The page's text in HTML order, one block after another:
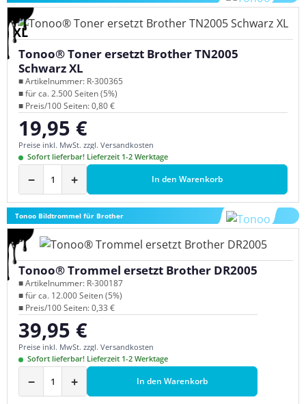
XL
Tonoo® Toner ersetzt Brother TN2005
Schwarz XL
■ Artikelnummer: R-300365
■ für ca. 2.500 Seiten (5%)
■ Preis/100 Seiten: 0,80 €
Regulärer Preis:
19,95 €
Preise inkl. MwSt. zzgl. Versandkosten
Sofort lieferbar! Lieferzeit 1-2 Werktage
− + In den Warenkorb
Tonoo Bildtrommel für Brother
Tonoo® Trommel ersetzt Brother DR2005
■ Artikelnummer: R-300187
■ für ca. 12.000 Seiten (5%)
■ Preis/100 Seiten: 0,33 €
Regulärer Preis:
39,95 €
Preise inkl. MwSt. zzgl. Versandkosten
Sofort lieferbar! Lieferzeit 1-2 Werktage
− + In den Warenkorb